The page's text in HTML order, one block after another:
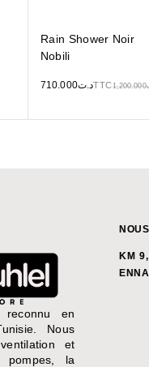
Rain Shower Noir
Nobili
1,200.000 د.ت710.000 TTC
en
Nous
et
pompes, la
KM